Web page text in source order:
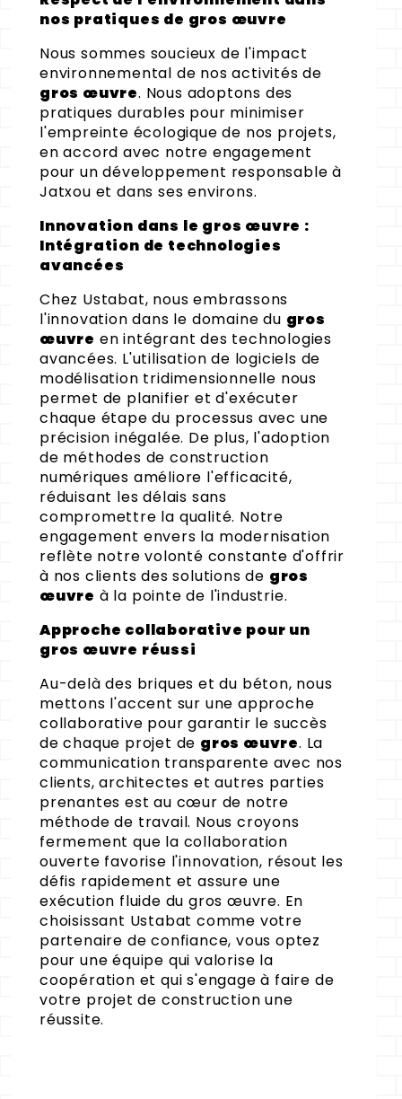
nos pratiques de gros œuvre
Nous sommes soucieux de l'impact
environnemental de nos activités de
gros œuvre. Nous adoptons des
pratiques durables pour minimiser
l'empreinte écologique de nos projets,
en accord avec notre engagement
pour un développement responsable à
Jatxou et dans ses environs.
Innovation dans le gros œuvre :
Intégration de technologies
avancées
Chez Ustabat, nous embrassons
l'innovation dans le domaine du gros
œuvre en intégrant des technologies
avancées. L'utilisation de logiciels de
modélisation tridimensionnelle nous
permet de planifier et d'exécuter
chaque étape du processus avec une
précision inégalée. De plus, l'adoption
de méthodes de construction
numériques améliore l'efficacité,
réduisant les délais sans
compromettre la qualité. Notre
engagement envers la modernisation
reflète notre volonté constante d'offrir
à nos clients des solutions de gros
œuvre à la pointe de l'industrie.
Approche collaborative pour un
gros œuvre réussi
Au-delà des briques et du béton, nous
mettons l'accent sur une approche
collaborative pour garantir le succès
de chaque projet de gros œuvre. La
communication transparente avec nos
clients, architectes et autres parties
prenantes est au cœur de notre
méthode de travail. Nous croyons
fermement que la collaboration
ouverte favorise l'innovation, résout les
défis rapidement et assure une
exécution fluide du gros œuvre. En
choisissant Ustabat comme votre
partenaire de confiance, vous optez
pour une équipe qui valorise la
coopération et qui s'engage à faire de
votre projet de construction une
réussite.